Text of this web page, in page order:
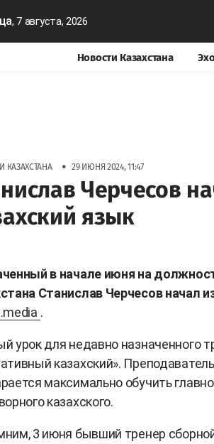
, 7 августа, 2026
Новости Казахстана
КАЗАХСТАНА • 29 ИЮНЯ 2024, 11:47
Черчесов
язык
в начале июня на
Станислав Черчесов начал
.
урок для недавно назначенного
казахский».
максимально обучить
казахского.
3 июня бывший тренер